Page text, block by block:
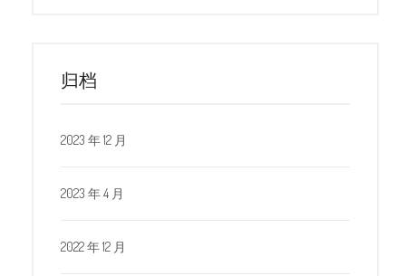
归档
2023 年 12 月
2023 年 4 月
2022 年 12 月